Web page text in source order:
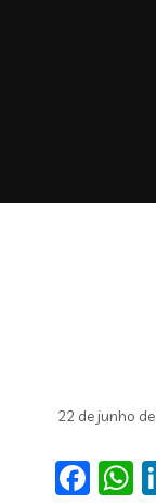
22 de junho